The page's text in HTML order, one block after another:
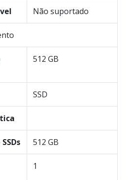
Não suportado
512 GB
SSD
512 GB
1